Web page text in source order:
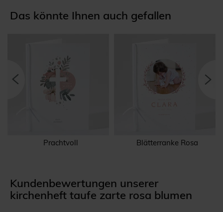
Das könnte Ihnen auch gefallen
Prachtvoll Blätterranke Rosa
Kundenbewertungen unserer
kirchenheft taufe zarte rosa blumen